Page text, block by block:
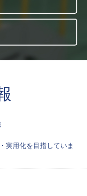
実用化を目指していま